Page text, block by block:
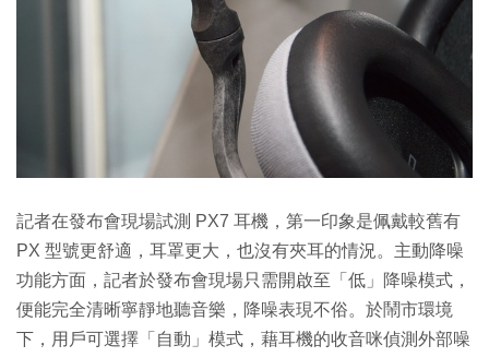
記者在發布會現場試測 PX7 耳機，第一印象是佩戴較舊有
PX 型號更舒適，耳罩更大，也沒有夾耳的情況。主動降噪
功能方面，記者於發布會現場只需開啟至「低」降噪模式，
便能完全清晰寧靜地聽音樂，降噪表現不俗。於鬧市環境
下，用戶可選擇「自動」模式，藉耳機的收音咪偵測外部噪